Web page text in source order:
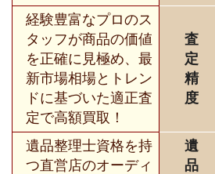
経験豊富なプロのス
タッフが商品の価値
を正確に見極め、最
新市場相場とトレン
ドに基づいた適正査
定で高額買取！
査
定
精
度
遺品整理士資格を持
つ直営店のオーディ
遺
品